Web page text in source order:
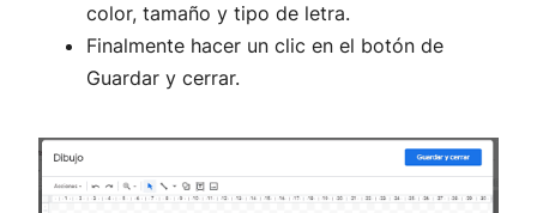
color, tamaño y tipo de letra.
Finalmente hacer un clic en el botón de
Guardar y cerrar.